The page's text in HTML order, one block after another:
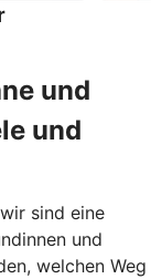
und
und
sind eine
und
welchen Weg